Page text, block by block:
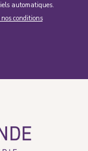
automatiques.
conditions